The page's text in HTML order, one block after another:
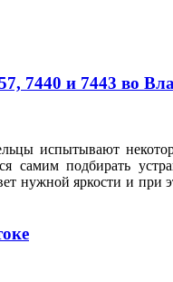
7440 и 7443 во
испытывают
самим подбирать
нужной яркости и